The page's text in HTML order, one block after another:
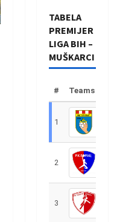
TABELA
PREMIJER
LIGA BIH –
MUŠKARCI
# Teams
1
2
3